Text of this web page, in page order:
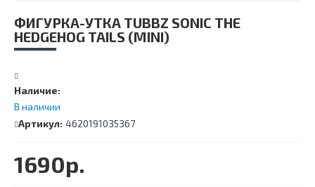
Menu
ФИГУРКА-УТКА TUBBZ SONIC THE
HEDGEHOG TAILS (MINI)
Наличие:
В наличии
Артикул: 4620191035367
1690р.